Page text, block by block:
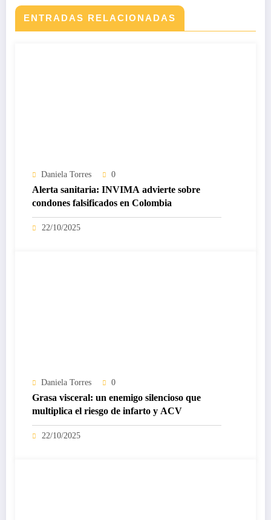
ENTRADAS RELACIONADAS
Daniela Torres 0
Alerta sanitaria: INVIMA advierte sobre
condones falsificados en Colombia
22/10/2025
Daniela Torres 0
Grasa visceral: un enemigo silencioso que
multiplica el riesgo de infarto y ACV
22/10/2025